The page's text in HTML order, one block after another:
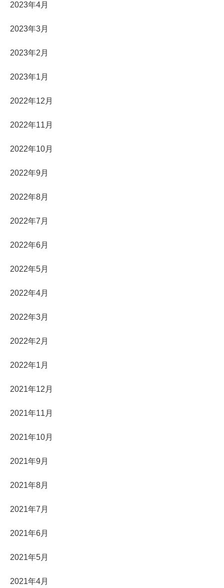
2023年4月
2023年3月
2023年2月
2023年1月
2022年12月
2022年11月
2022年10月
2022年9月
2022年8月
2022年7月
2022年6月
2022年5月
2022年4月
2022年3月
2022年2月
2022年1月
2021年12月
2021年11月
2021年10月
2021年9月
2021年8月
2021年7月
2021年6月
2021年5月
2021年4月